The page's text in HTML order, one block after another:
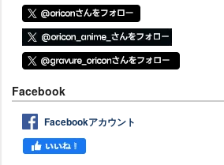
Facebook
Facebookアカウント